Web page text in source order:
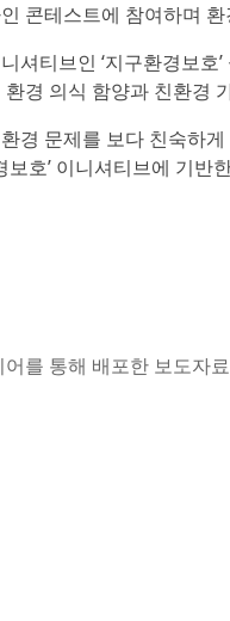
콘테스트에 참여하며
셔티브인 ‘지구환경보
경 의식 함양과 친환경
경 문제를 보다 친숙하
보호’ 이니셔티브에 기
어를 통해 배포한 보도자